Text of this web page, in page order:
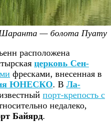
Шаранта — болота Пуату
расположена
церковь Сен-
фресками, внесенная в
ЮНЕСКО. В Ла-
порт-крепость с
недалеко,
Байярд.